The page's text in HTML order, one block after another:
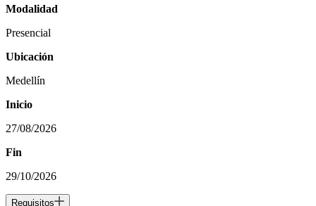
Modalidad
Presencial
Ubicación
Medellín
Inicio
27/08/2026
Fin
29/10/2026
Requisitos